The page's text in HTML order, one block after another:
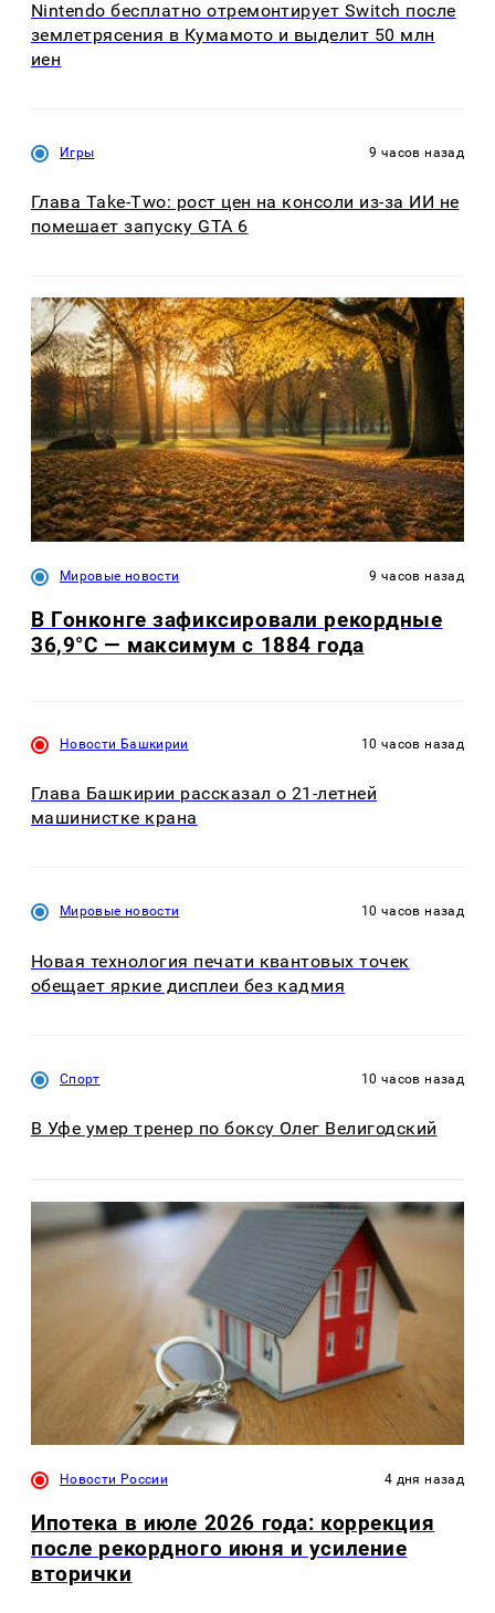
Nintendo бесплатно отремонтирует Switch после
землетрясения в Кумамото и выделит 50 млн
иен
Игры 9 часов назад
Глава Take-Two: рост цен на консоли из-за ИИ не
помешает запуску GTA 6
Мировые новости 9 часов назад
В Гонконге зафиксировали рекордные
36,9°C — максимум с 1884 года
Новости Башкирии 10 часов назад
Глава Башкирии рассказал о 21-летней
машинистке крана
Мировые новости 10 часов назад
Новая технология печати квантовых точек
обещает яркие дисплеи без кадмия
Спорт 10 часов назад
В Уфе умер тренер по боксу Олег Велигодский
Новости России 4 дня назад
Ипотека в июле 2026 года: коррекция
после рекордного июня и усиление
вторички